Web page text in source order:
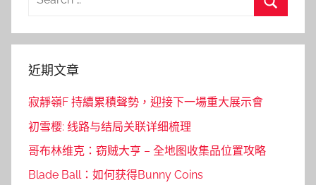
近期文章
寂靜嶺F 持續累積聲勢，迎接下一場重大展示會
初雪樱: 线路与结局关联详细梳理
哥布林维克：窃贼大亨 – 全地图收集品位置攻略
Blade Ball：如何获得Bunny Coins